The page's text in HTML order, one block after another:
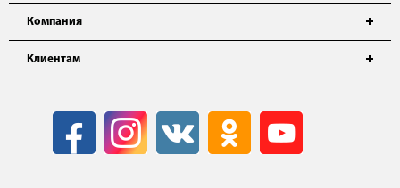
Компания
Клиентам